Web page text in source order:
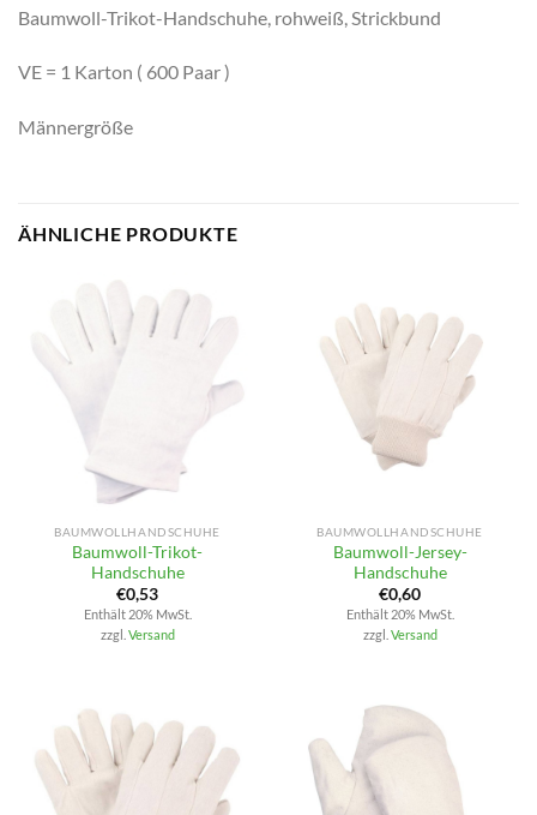
Baumwoll-Trikot-Handschuhe, rohweiß, Strickbund
VE = 1 Karton ( 600 Paar )
Männergröße
ÄHNLICHE PRODUKTE
BAUMWOLLHANDSCHUHE
Baumwoll-Trikot-
Handschuhe
€0,53
Enthält 20% MwSt.
zzgl. Versand
BAUMWOLLHANDSCHUHE
Baumwoll-Jersey-
Handschuhe
€0,60
Enthält 20% MwSt.
zzgl. Versand